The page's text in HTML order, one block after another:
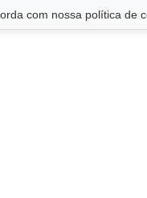
com nossa política de